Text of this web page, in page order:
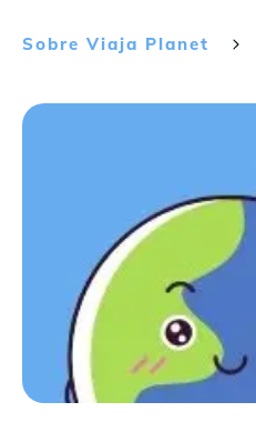
Sobre Viaja Planet